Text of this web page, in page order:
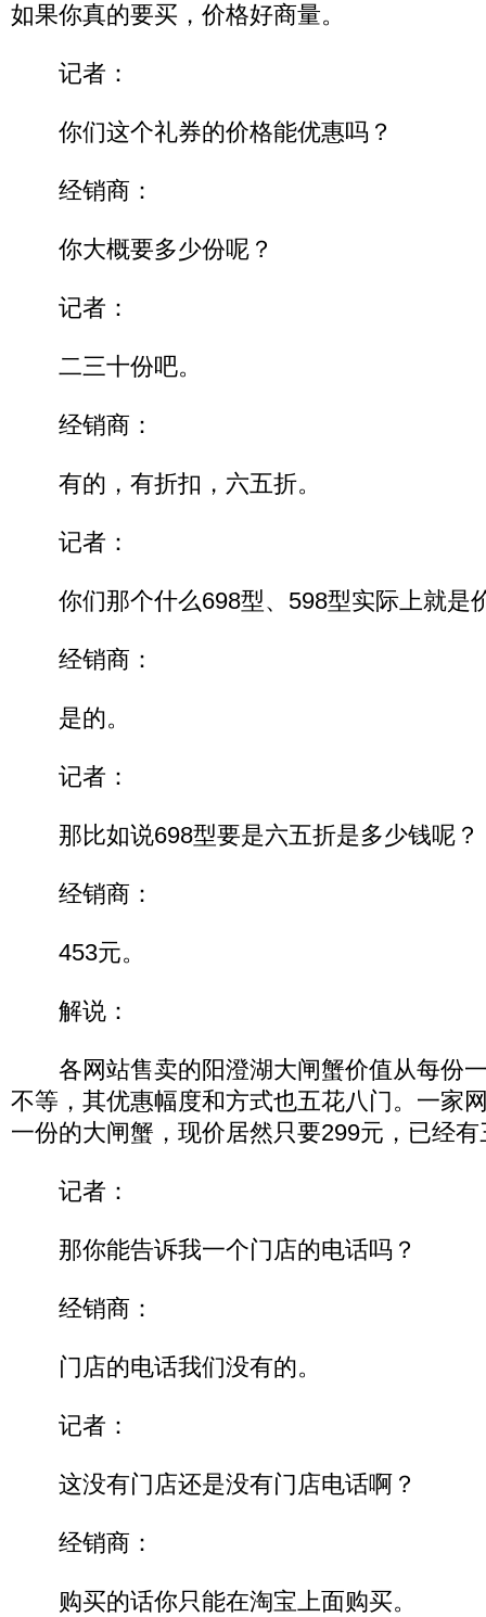
如果你真的要买，价格好商量。
记者：
你们这个礼券的价格能优惠吗？
经销商：
你大概要多少份呢？
记者：
二三十份吧。
经销商：
有的，有折扣，六五折。
记者：
你们那个什么698型、598型实际上就是
经销商：
是的。
记者：
那比如说698型要是六五折是多少钱呢？
经销商：
453元。
解说：
各网站售卖的阳澄湖大闸蟹价值从每份
不等，其优惠幅度和方式也五花八门。一家
一份的大闸蟹，现价居然只要299元，已经
记者：
那你能告诉我一个门店的电话吗？
经销商：
门店的电话我们没有的。
记者：
这没有门店还是没有门店电话啊？
经销商：
购买的话你只能在淘宝上面购买。